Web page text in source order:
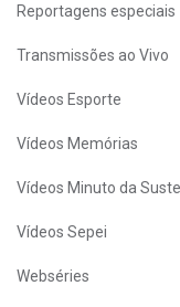
Reportagens especiais
Transmissões ao Vivo
Vídeos Esporte
Vídeos Memórias
Vídeos Minuto da
Vídeos Sepei
Webséries